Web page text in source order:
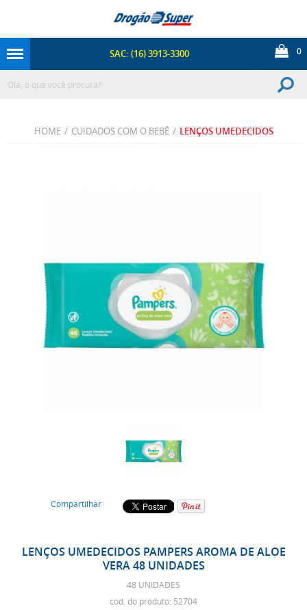
SAC: (16) 3913-3300 0
HOME / CUIDADOS COM O BEBÊ / LENÇOS UMEDECIDOS
Compartilhar
LENÇOS UMEDECIDOS PAMPERS AROMA DE ALOE
VERA 48 UNIDADES
48 UNIDADES
cod. do produto: 52704